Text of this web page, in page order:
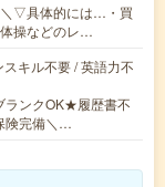
＼▽具体的には…・買
操などのレ…
キル不要 / 英語力不
ランクOK★履歴書不
険完備＼…